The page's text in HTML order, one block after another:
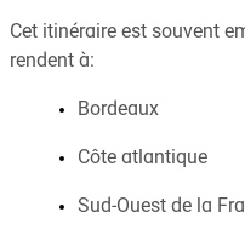
Cet itinéraire est souvent
rendent à:
Bordeaux
Côte atlantique
Sud-Ouest de la